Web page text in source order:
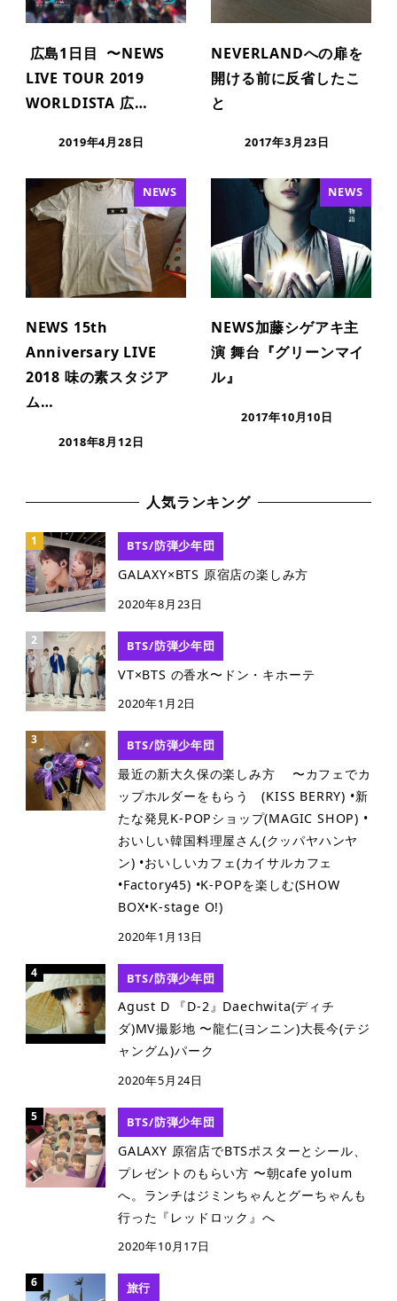
広島1日目 〜NEWS
LIVE TOUR 2019
WORLDISTA 広…
2019年4月28日
NEVERLANDへの扉を
開ける前に反省したこ
と
2017年3月23日
NEWS
NEWS 15th
Anniversary LIVE
2018 味の素スタジア
ム…
2018年8月12日
NEWS
NEWS加藤シゲアキ主
演 舞台『グリーンマイ
ル』
2017年10月10日
人気ランキング
BTS/防弾少年団
GALAXY×BTS 原宿店の楽しみ方
2020年8月23日
BTS/防弾少年団
VT×BTS の香水〜ドン・キホーテ
2020年1月2日
BTS/防弾少年団
最近の新大久保の楽しみ方 〜カフェでカ
ップホルダーをもらう (KISS BERRY) •新
たな発見K-POPショップ(MAGIC SHOP) •
おいしい韓国料理屋さん(クッパヤハンヤ
ン) •おいしいカフェ(カイサルカフェ
•Factory45) •K-POPを楽しむ(SHOW
BOX•K-stage O!)
2020年1月13日
BTS/防弾少年団
Agust D 『D-2』Daechwita(ディチ
ダ)MV撮影地 〜龍仁(ヨンニン)大長今(テジ
ャングム)パーク
2020年5月24日
BTS/防弾少年団
GALAXY 原宿店でBTSポスターとシール、
プレゼントのもらい方 〜朝cafe yolum
へ。ランチはジミンちゃんとグーちゃんも
行った『レッドロック』へ
2020年10月17日
旅行